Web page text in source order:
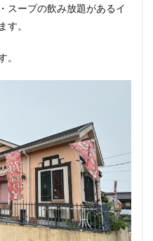
スープの飲み放題があるイ
す。